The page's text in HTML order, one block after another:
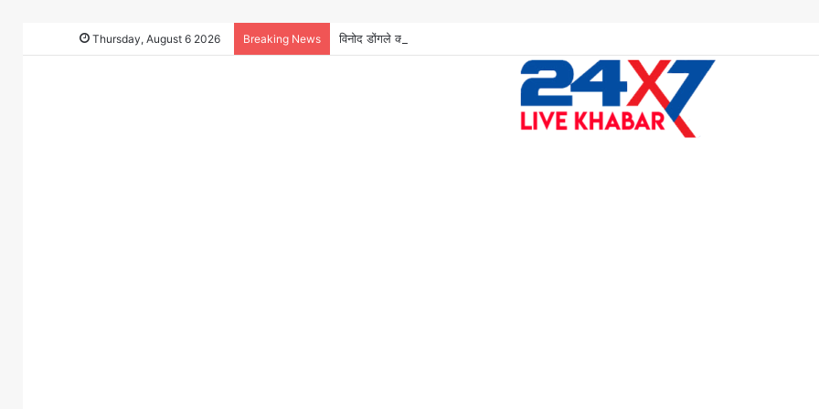
Thursday, August 6 2026 Breaking News